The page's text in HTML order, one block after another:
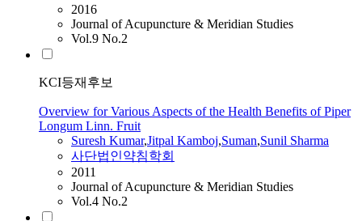
2016
Journal of Acupuncture & Meridian Studies
Vol.9 No.2
KCI등재후보
Overview for Various Aspects of the Health Benefits of Piper
Longum Linn. Fruit
Suresh Kumar,Jitpal Kamboj,Suman,Sunil Sharma
사단법인약침학회
2011
Journal of Acupuncture & Meridian Studies
Vol.4 No.2